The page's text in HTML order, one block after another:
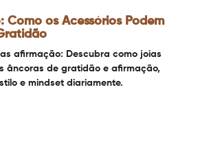
Como os Acessórios Podem
afirmação: Descubra como joias
âncoras de gratidão e afirmação,
e mindset diariamente.